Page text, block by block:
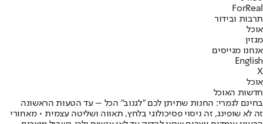
ForReal
תרבות ובידור
אוכל
מגזין
אנחנו מגייסים
English
X
אוכל
חדשות האוכל
בחינם לגמרי: החנות שתיתן לכם "לגנוב" הכל – עד הטעות הראשונה
זה לא שופינג, זה ניסוי פסיכולוגי בלחץ, תאווה ושליטה עצמית • מאחורי